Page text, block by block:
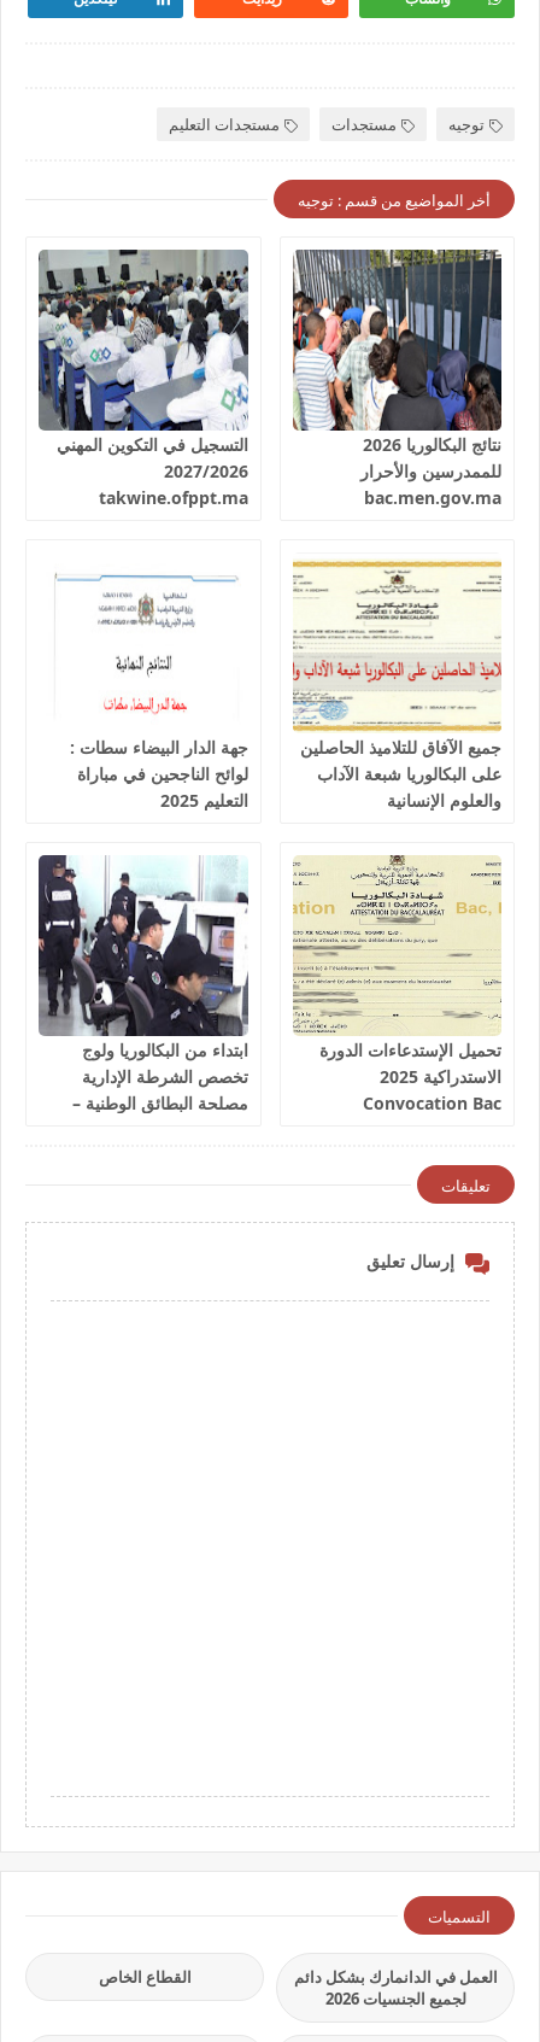
توجيه مستجدات مستجدات التعليم
أخر المواضيع من قسم : توجيه
نتائج البكالوريا 2026
للممدرسين والأحرار
bac.men.gov.ma
التسجيل في التكوين المهني
2027/2026
takwine.ofppt.ma
جميع الآفاق للتلاميذ الحاصلين
على البكالوريا شبعة الآداب
والعلوم الإنسانية
جهة الدار البيضاء سطات :
لوائح الناجحين في مباراة
التعليم 2025
تحميل الإستدعاءات الدورة
الاستدراكية 2025
Convocation Bac
ابتداء من البكالوريا ولوج
تخصص الشرطة الإدارية
مصلحة البطائق الوطنية –
تعليقات
إرسال تعليق
التسميات
العمل في الدانمارك بشكل دائم
لجميع الجنسيات 2026
القطاع الخاص